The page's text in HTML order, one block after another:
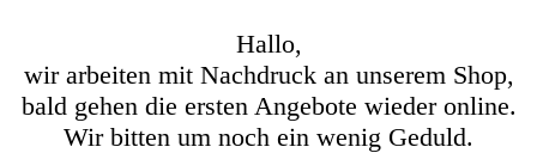
Hallo,
wir arbeiten mit Nachdruck an unserem Shop,
bald gehen die ersten Angebote wieder online.
Wir bitten um noch ein wenig Geduld.